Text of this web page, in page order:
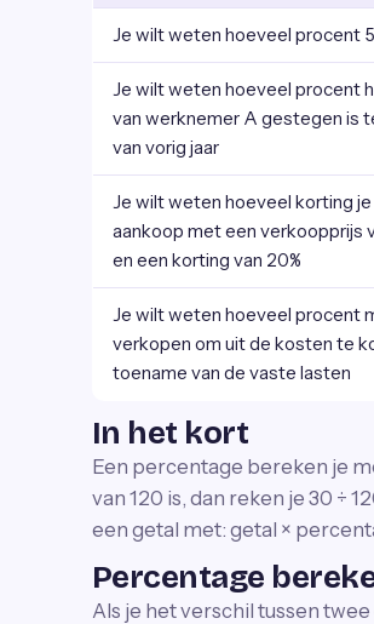
Je wilt weten hoeveel procent
Je wilt weten hoeveel procent
van werknemer A gestegen is
van vorig jaar
Je wilt weten hoeveel korting
aankoop met een verkoopprijs
en een korting van 20%
Je wilt weten hoeveel procent
verkopen om uit de kosten te
toename van de vaste lasten
In het kort
Een percentage bereken je
van 120 is, dan reken je 30 ÷
een getal met: getal ×
Percentage
Als je het verschil tussen